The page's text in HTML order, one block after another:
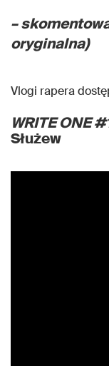
–
oryginalna)
Vlogi rapera
WRITE ONE
Służew